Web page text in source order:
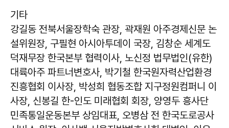
기타
강길동 전북서울장학숙 관장, 곽재원 아주경제신문 논
설위원장, 구필현 아시아투데이 국장, 김창순 세계도
덕재무장 한국본부 협력이사, 노신정 법무법인(유한)
대륙아주 파트너변호사, 박기철 한국원자력산업환경
진흥협회 이사장, 박성희 협동조합 지구정원컴퍼니 이
사장, 신봉길 한-인도 미래협회 회장, 양영두 흥사단
민족통일운동본부 상임대표, 오병삼 전 한국도로공사